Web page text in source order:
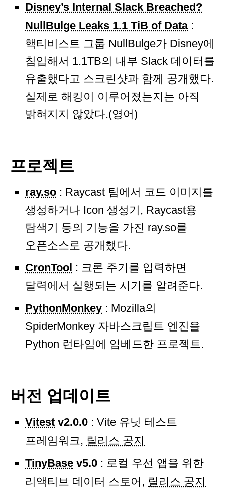
Disney’s Internal Slack Breached?
NullBulge Leaks 1.1 TiB of Data:
핵티비스트 그룹 NullBulge가 Disney에
침입해서 1.1TB의 내부 Slack 데이터를
유출했다고 스크린샷과 함께 공개했다.
실제로 해킹이 이루어졌는지는 아직
밝혀지지 않았다.(영어)
프로젝트
ray.so : Raycast 팀에서 코드 이미지를
생성하거나 Icon 생성기, Raycast용
탐색기 등의 기능을 가진 ray.so를
오픈소스로 공개했다.
CronTool : 크론 주기를 입력하면
달력에서 실행되는 시기를 알려준다.
PythonMonkey : Mozilla의
SpiderMonkey 자바스크립트 엔진을
Python 런타임에 임베드한 프로젝트.
버전 업데이트
Vitest v2.0.0 : Vite 유닛 테스트
프레임워크, 릴리스 공지
TinyBase v5.0 : 로컬 우선 앱을 위한
리액티브 데이터 스토어, 릴리스 공지